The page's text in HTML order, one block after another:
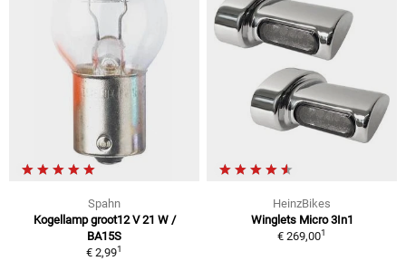
Spahn
Kogellamp groot12 V 21 W /
BA15S
€ 2,991
HeinzBikes
Winglets Micro 3In1
€ 269,001